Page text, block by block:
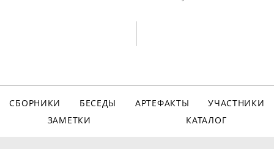
СБОРНИКИ БЕСЕДЫ АРТЕФАКТЫ
УЧАСТНИКИ
ЗАМЕТКИ
КАТАЛОГ